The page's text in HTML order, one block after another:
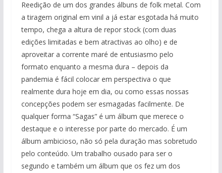
Reedição de um dos grandes álbuns de folk metal. Com
a tiragem original em vinil a já estar esgotada há muito
tempo, chega a altura de repor stock (com duas
edições limitadas e bem atractivas ao olho) e de
aproveitar a corrente maré de entusiasmo pelo
formato enquanto a mesma dura – depois da
pandemia é fácil colocar em perspectiva o que
realmente dura hoje em dia, ou como essas nossas
concepções podem ser esmagadas facilmente. De
qualquer forma “Sagas” é um álbum que merece o
destaque e o interesse por parte do mercado. É um
álbum ambicioso, não só pela duração mas sobretudo
pelo conteúdo. Um trabalho ousado para ser o
segundo e também um álbum que os fez um dos